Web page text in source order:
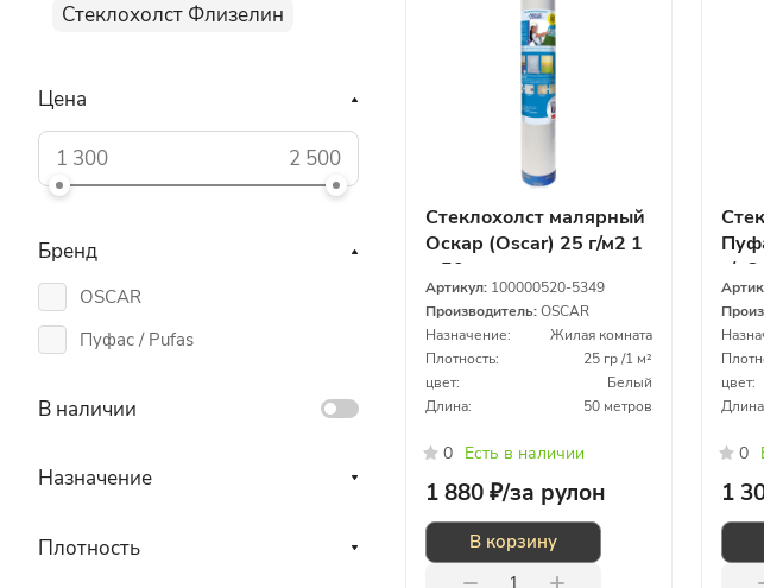
Стеклохолст малярный
Оскар (Oscar) 25 г/м2 1
х 50 м
Артикул: 100000520-5349
Производитель:OSCAR
Назначение:
Жилая комната
Плотность:
25 гр /1 м²
цвет:
Белый
Длина:
50 метров
0 Есть в наличии
1 880 ₽/за рулон
В корзину
г/
цвет:
0
1
Стеклохолст Флизелин
Цена
Бренд
OSCAR
Пуфас / Pufas
В наличии
Назначение
Плотность